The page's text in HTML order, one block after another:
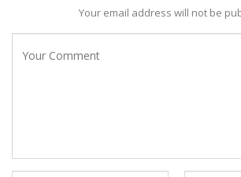
Your email address will not be